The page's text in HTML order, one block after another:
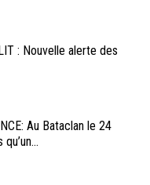
: Nouvelle alerte des
Au Bataclan le 24